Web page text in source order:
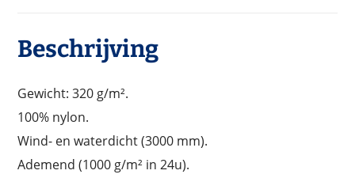
Beschrijving
Gewicht: 320 g/m².
100% nylon.
Wind- en waterdicht (3000 mm).
Ademend (1000 g/m² in 24u).